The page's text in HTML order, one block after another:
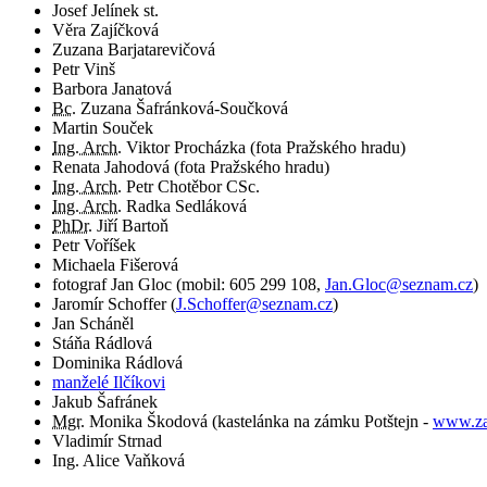
Josef Jelínek st.
Věra Zajíčková
Zuzana Barjatarevičová
Petr Vinš
Barbora Janatová
Bc. Zuzana Šafránková-Součková
Martin Souček
Ing. Arch. Viktor Procházka (fota Pražského hradu)
Renata Jahodová (fota Pražského hradu)
Ing. Arch. Petr Chotěbor CSc.
Ing. Arch. Radka Sedláková
PhDr. Jiří Bartoň
Petr Voříšek
Michaela Fišerová
fotografJan Gloc (mobil: 605 299 108, Jan.Gloc@seznam.cz)
Jaromír Schoffer(J.Schoffer@seznam.cz)
Jan Scháněl
Stáňa Rádlová
Dominika Rádlová
manželé Ilčíkovi
Jakub Šafránek
Mgr. Monika Škodová (kastelánka na zámku Potštejn -
Vladimír Strnad
Ing. Alice Vaňková